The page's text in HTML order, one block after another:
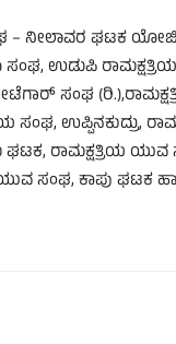
ನೀಲಾವರ ಘಟಕ
ಉಡುಪಿ
ಸಂಘ
ಸಂಘ, ಉಪ್ಪಿನಕುದ್ರು,
ಘಟಕ, ರಾಮಕ್ಷತ್ರಿಯ
ಸಂಘ, ಕಾಪು ಘಟಕ